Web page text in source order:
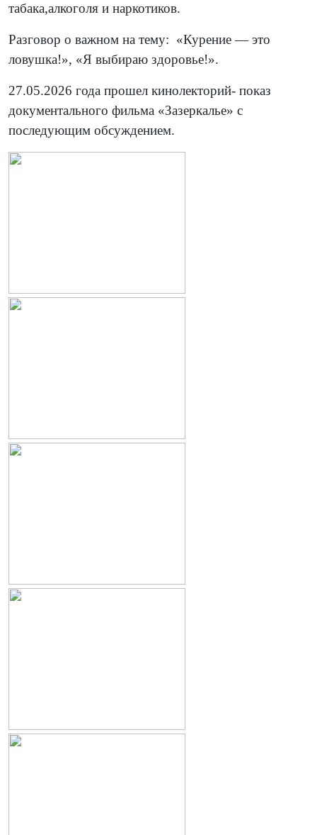
табака,алкоголя и наркотиков.
Разговор о важном на тему: «Курение — это
ловушка!», «Я выбираю здоровье!».
27.05.2026 года прошел кинолекторий- показ
документального фильма «Зазеркалье» с
последующим обсуждением.